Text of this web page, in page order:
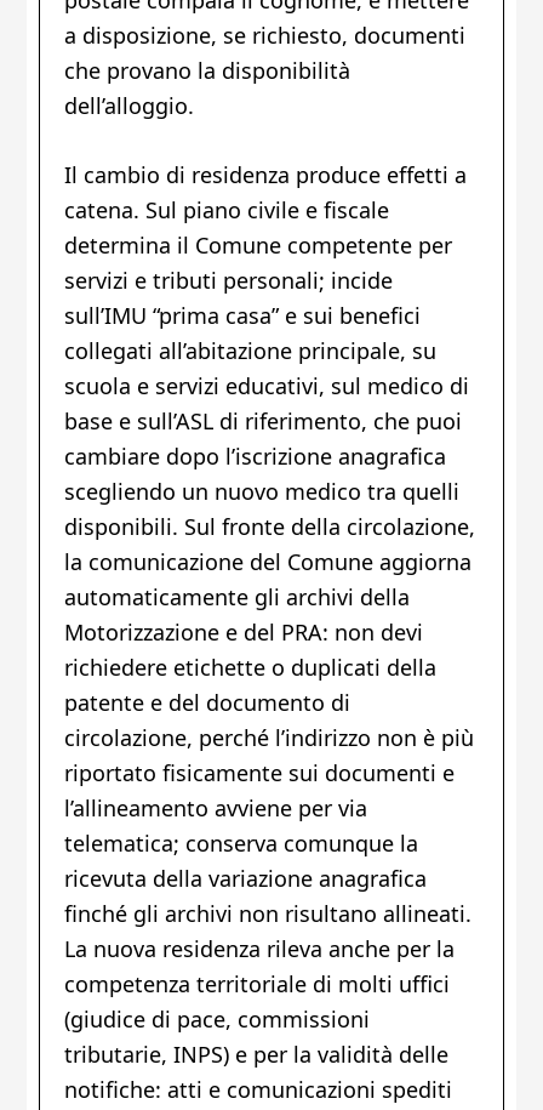
a disposizione, se richiesto, documenti
che provano la disponibilità
dell’alloggio.
Il cambio di residenza produce effetti a
catena. Sul piano civile e fiscale
determina il Comune competente per
servizi e tributi personali; incide
sull’IMU “prima casa” e sui benefici
collegati all’abitazione principale, su
scuola e servizi educativi, sul medico di
base e sull’ASL di riferimento, che puoi
cambiare dopo l’iscrizione anagrafica
scegliendo un nuovo medico tra quelli
disponibili. Sul fronte della circolazione,
la comunicazione del Comune aggiorna
automaticamente gli archivi della
Motorizzazione e del PRA: non devi
richiedere etichette o duplicati della
patente e del documento di
circolazione, perché l’indirizzo non è più
riportato fisicamente sui documenti e
l’allineamento avviene per via
telematica; conserva comunque la
ricevuta della variazione anagrafica
finché gli archivi non risultano allineati.
La nuova residenza rileva anche per la
competenza territoriale di molti uffici
(giudice di pace, commissioni
tributarie, INPS) e per la validità delle
notifiche: atti e comunicazioni spediti